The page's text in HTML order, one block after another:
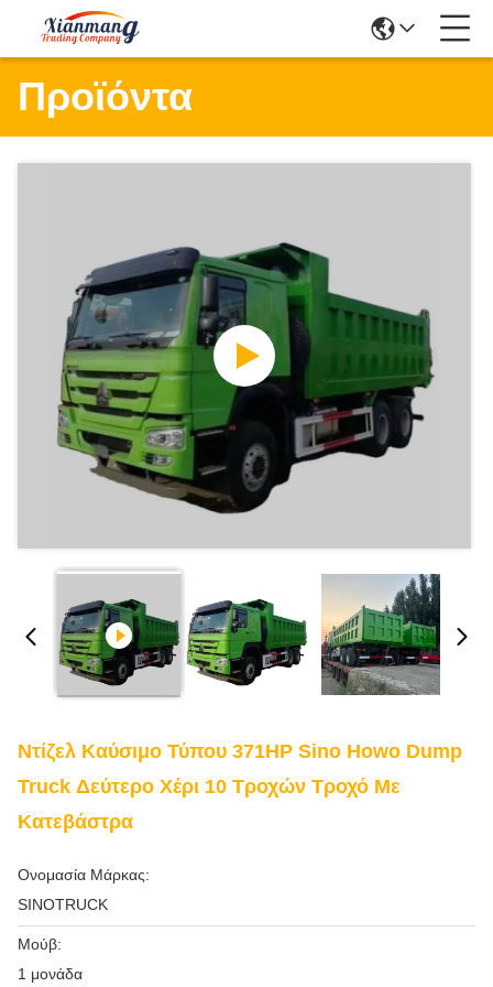
Προϊόντα
Ντίζελ Καύσιμο Τύπου 371HP Sino Howo Dump
Truck Δεύτερο Χέρι 10 Τροχών Τροχό Με
Κατεβάστρα
Ονομασία Μάρκας:
SINOTRUCK
Μούβ:
1 μονάδα